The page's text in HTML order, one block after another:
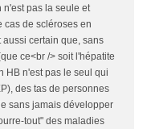
pas la seule et
cas de scléroses en
certain que, sans
ce<br /> soit l'hépatite
HB n'est pas le seul qui
des tas de personnes
sans jamais développer
tout" des maladies